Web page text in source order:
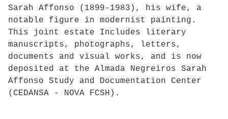
Sarah Affonso (1899-1983), his wife, a
notable figure in modernist painting.
This joint estate Includes literary
manuscripts, photographs, letters,
documents and visual works, and is now
deposited at the Almada Negreiros Sarah
Affonso Study and Documentation Center
(CEDANSA - NOVA FCSH).